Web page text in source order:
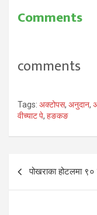
Comments
comments
Tags: अक्टोपस, अनुदान,
वीच्याट पे, हङकङ
Post
navigation
पोखराका होटलमा